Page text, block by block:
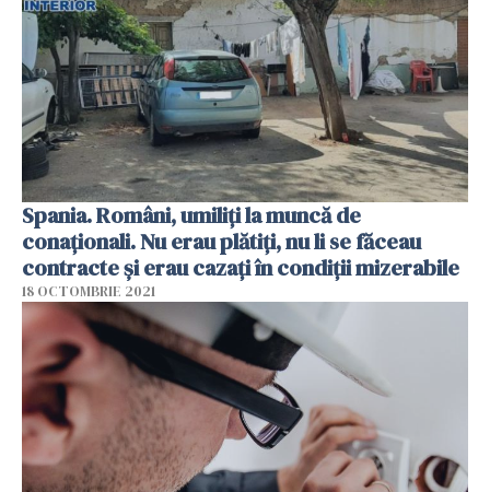
Spania. Români, umiliți la muncă de
conaționali. Nu erau plătiți, nu li se făceau
contracte și erau cazați în condiții mizerabile
18 OCTOMBRIE 2021